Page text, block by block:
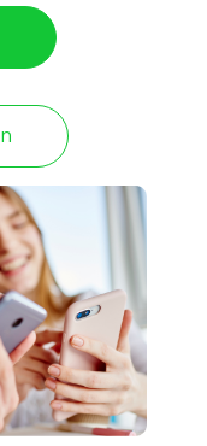
de tókenes, con
circulación. Entre
operar con Bitcoin,
y famosos del